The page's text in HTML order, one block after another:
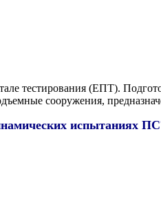
тестирования (ЕПТ).
сооружения,
испытаниях